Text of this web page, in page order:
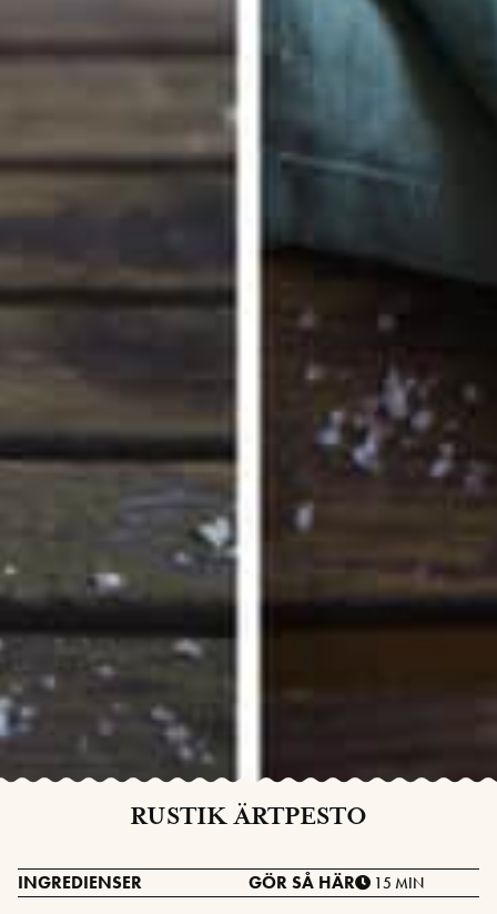
RUSTIK ÄRTPESTO
INGREDIENSER GÖR SÅ HÄR 15 MIN